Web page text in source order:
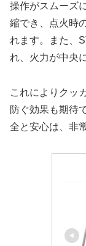
操作がスムーズ
縮でき、点火時
れます。また、
れ、火力が中央
これによりクッ
防ぐ効果も期待
全と安心は、非